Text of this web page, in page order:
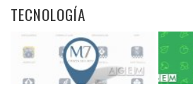
TECNOLOGÍA